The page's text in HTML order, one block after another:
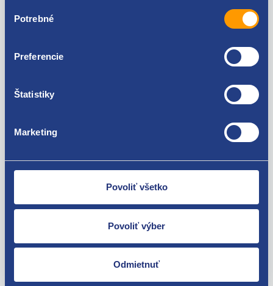
súhlasu
Potrebné
Preferencie
Štatistiky
Marketing
Povoliť všetko
Povoliť výber
Odmietnuť
Nie ste spokojní? Vyriešime to!
Tovar môžete vrátiť do 60 dní od